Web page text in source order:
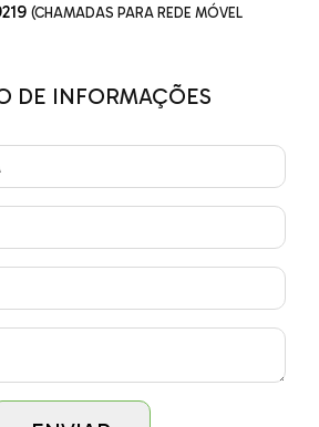
(CHAMADAS PARA REDE MÓVEL
DE INFORMAÇÕES